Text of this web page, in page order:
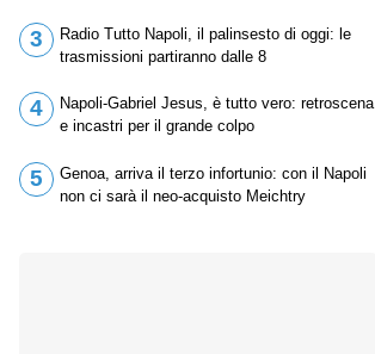
3
Radio Tutto Napoli, il palinsesto di oggi: le
trasmissioni partiranno dalle 8
4
Napoli-Gabriel Jesus, è tutto vero: retroscena
e incastri per il grande colpo
5
Genoa, arriva il terzo infortunio: con il Napoli
non ci sarà il neo-acquisto Meichtry